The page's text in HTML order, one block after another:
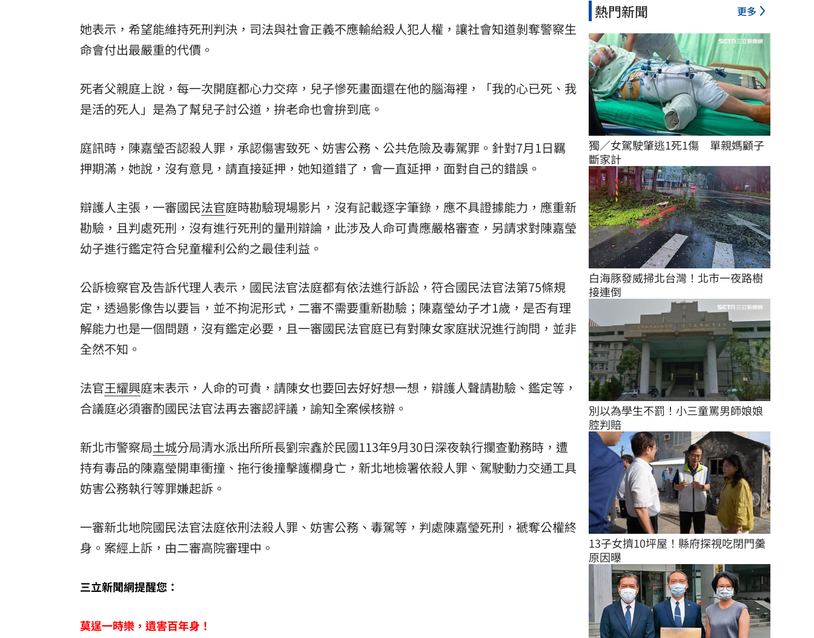
她表示，希望能維持死刑判決，司法與社會正義不應輸給殺人犯人權，讓社會知道剝奪警察生
命會付出最嚴重的代價。
死者父親庭上說，每一次開庭都心力交瘁，兒子慘死畫面還在他的腦海裡，「我的心已死、我
是活的死人」是為了幫兒子討公道，拚老命也會拚到底。
庭訊時，陳嘉瑩否認殺人罪，承認傷害致死、妨害公務、公共危險及毒駕罪。針對7月1日羈
押期滿，她說，沒有意見，請直接延押，她知道錯了，會一直延押，面對自己的錯誤。
辯護人主張，一審國民法官庭時勘驗現場影片，沒有記載逐字筆錄，應不具證據能力，應重新
勘驗，且判處死刑，沒有進行死刑的量刑辯論，此涉及人命可貴應嚴格審查，另請求對陳嘉瑩
幼子進行鑑定符合兒童權利公約之最佳利益。
公訴檢察官及告訴代理人表示，國民法官法庭都有依法進行訴訟，符合國民法官法第75條規
定，透過影像告以要旨，並不拘泥形式，二審不需要重新勘驗；陳嘉瑩幼子才1歲，是否有理
解能力也是一個問題，沒有鑑定必要，且一審國民法官庭已有對陳女家庭狀況進行詢問，並非
全然不知。
法官王耀興庭末表示，人命的可貴，請陳女也要回去好好想一想，辯護人聲請勘驗、鑑定等，
合議庭必須審酌國民法官法再去審認評議，諭知全案候核辦。
新北市警察局土城分局清水派出所所長劉宗鑫於民國113年9月30日深夜執行攔查勤務時，遭
持有毒品的陳嘉瑩開車衝撞、拖行後撞擊護欄身亡，新北地檢署依殺人罪、駕駛動力交通工具
妨害公務執行等罪嫌起訴。
一審新北地院國民法官法庭依刑法殺人罪、妨害公務、毒駕等，判處陳嘉瑩死刑，褫奪公權終
身。案經上訴，由二審高院審理中。
三立新聞網提醒您：
莫逞一時樂，遺害百年身！
熱門新聞 更多
獨／女駕駛肇逃1死1傷　單親媽顧子
斷家計
白海豚發威掃北台灣！北市一夜路樹
接連倒
別以為學生不罰！小三童罵男師娘娘
腔判賠
13子女擠10坪屋！縣府探視吃閉門羹
原因曝